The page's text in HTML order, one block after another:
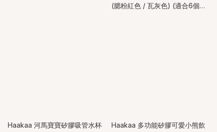
(腮粉紅色 / 瓦灰色) (適合6個月
Haakaa 河馬寶寶矽膠吸管水杯
Haakaa 多功能矽膠可愛小熊飲